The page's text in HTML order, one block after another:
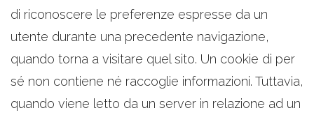
di riconoscere le preferenze espresse da un
utente durante una precedente navigazione,
quando torna a visitare quel sito. Un cookie di per
sé non contiene né raccoglie informazioni. Tuttavia,
quando viene letto da un server in relazione ad un